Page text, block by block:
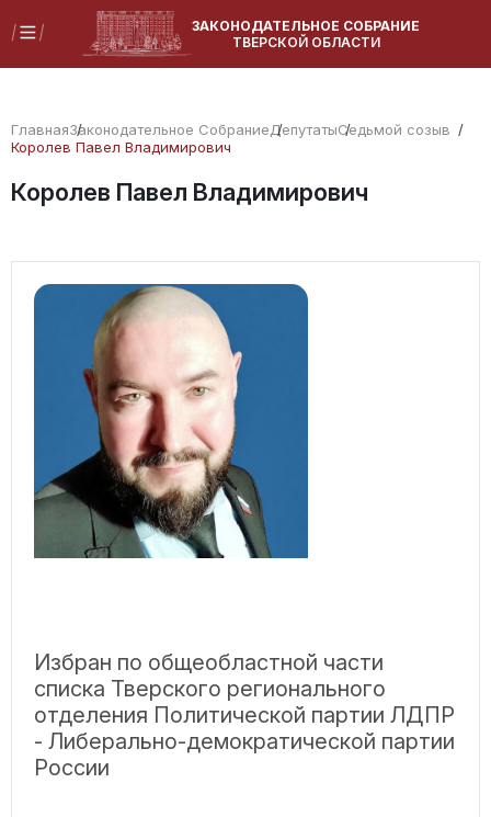
ЗАКОНОДАТЕЛЬНОЕ СОБРАНИЕ
ТВЕРСКОЙ ОБЛАСТИ
ГлавнаяЗаконодательное СобраниеДепутатыСедьмой созыв
Королев Павел Владимирович
Королев Павел Владимирович
Избран по общеобластной части
списка Тверского регионального
отделения Политической партии ЛДПР
- Либерально-демократической партии
России